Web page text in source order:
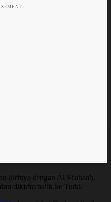
dirinya dengan Al Shabaab.
dikirim balik ke Turki.